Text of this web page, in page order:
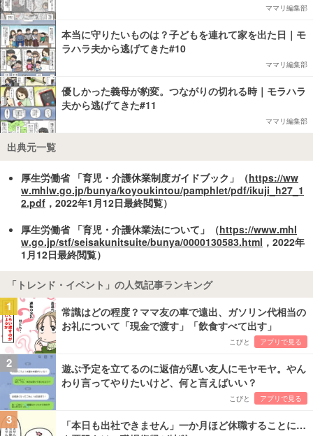
ママリ編集部
本当に守りたいものは？子どもを連れて家を出た日｜モ
ラハラ夫から逃げてきた#10
ママリ編集部
優しかった義母が豹変。つながりの切れる時｜モラハラ
夫から逃げてきた#11
ママリ編集部
出典元一覧
厚生労働省 「育児・介護休業制度ガイドブック」（https://ww
w.mhlw.go.jp/bunya/koyoukintou/pamphlet/pdf/ikuji_h27_1
2.pdf ，2022年1月12日最終閲覧）
厚生労働省 「育児・介護休業法について」（https://www.mhl
w.go.jp/stf/seisakunitsuite/bunya/0000130583.html ，2022年
1月12日最終閲覧）
「トレンド・イベント」の人気記事ランキング
1
常識はどの程度？ママ友の車で遠出、ガソリン代相当の
お礼について「現金で渡す」「飲食すべて出す」
こびと アプリで見る
2
遊ぶ予定を立てるのに返信が遅い友人にモヤモヤ。やん
わり言ってやりたいけど、何と言えばいい？
こびと アプリで見る
3
「本日も出社できません」一か月ほど休職することに…